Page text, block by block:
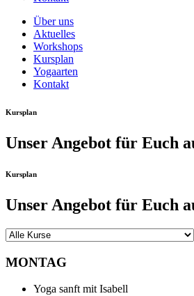
Über uns
Aktuelles
Workshops
Kursplan
Yogaarten
Kontakt
Kursplan
Unser Angebot für Euch
Kursplan
Unser Angebot für Euch
MONTAG
Yoga sanft mit Isabell